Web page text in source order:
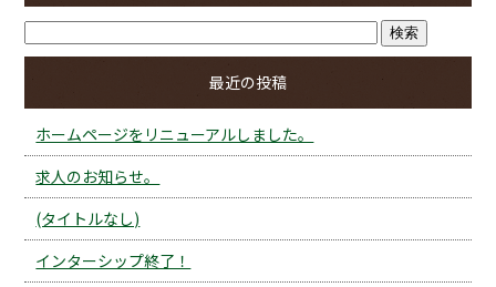
最近の投稿
ホームページをリニューアルしました。
求人のお知らせ。
(タイトルなし)
インターシップ終了！